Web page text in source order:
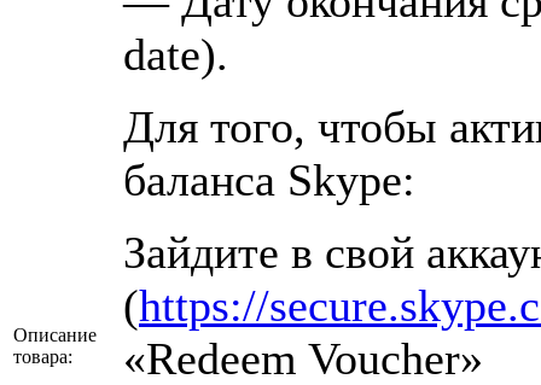
Описание
товара:
date).
Для того, чтобы
баланса Skype:
Зайдите в свой
(https://
«Redeem Voucher»